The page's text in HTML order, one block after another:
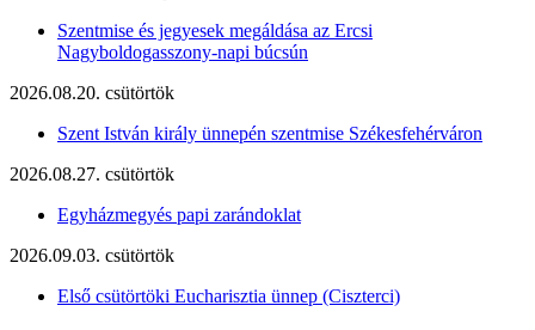
Szentmise és jegyesek megáldása az Ercsi
Nagyboldogasszony-napi búcsún
2026.08.20. csütörtök
Szent István király ünnepén szentmise Székesfehérváron
2026.08.27. csütörtök
Egyházmegyés papi zarándoklat
2026.09.03. csütörtök
Első csütörtöki Eucharisztia ünnep (Ciszterci)